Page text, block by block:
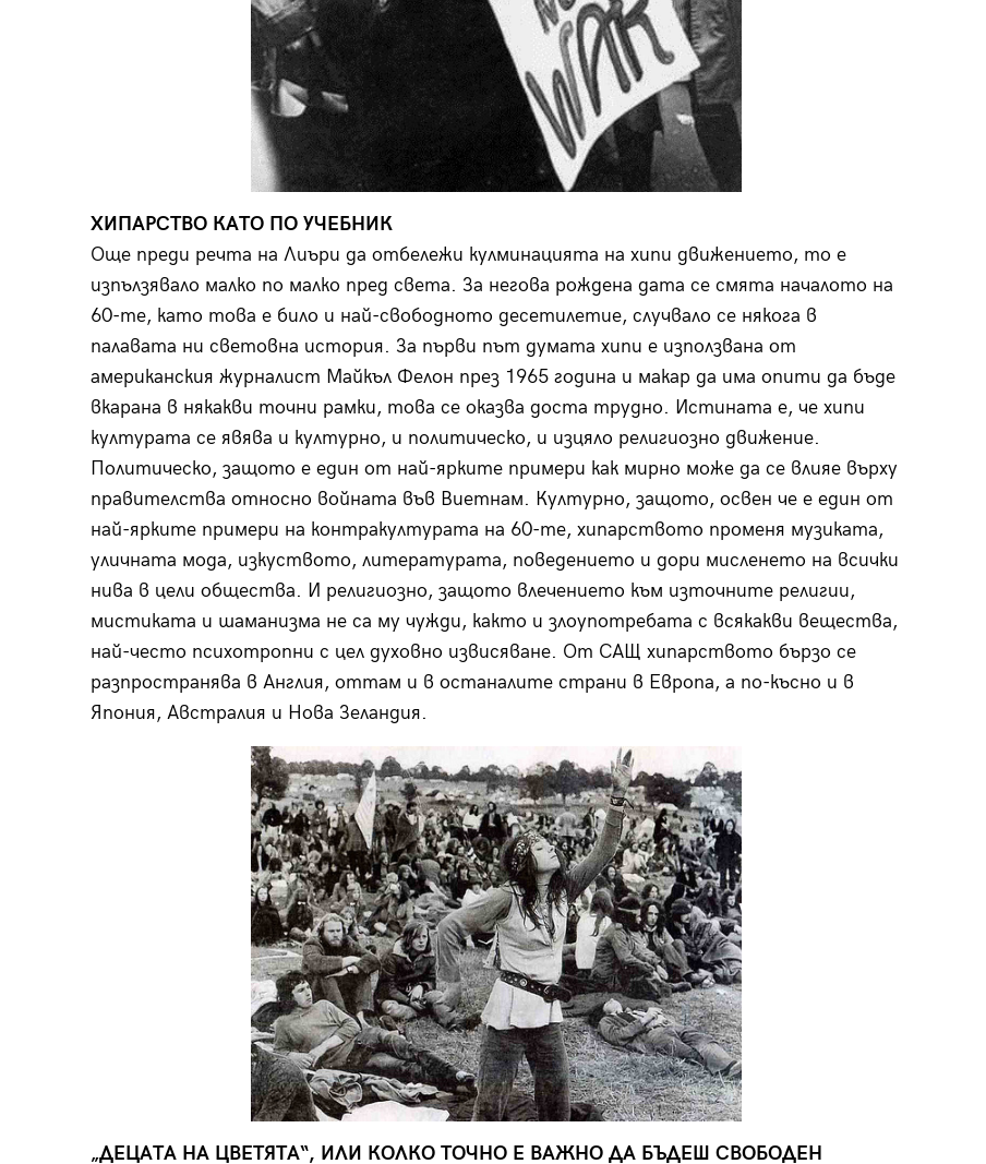
ХИПАРСТВО КАТО ПО УЧЕБНИК
Още преди речта на Лиъри да отбележи кулминацията на хипи движението, то е
изпълзявало малко по малко пред света. За негова рождена дата се смята началото на
60-те, като това е било и най-свободното десетилетие, случвало се някога в
палавата ни световна история. За първи път думата хипи е използвана от
американския журналист Майкъл Фелон през 1965 година и макар да има опити да бъде
вкарана в някакви точни рамки, това се оказва доста трудно. Истината е, че хипи
културата се явява и културно, и политическо, и изцяло религиозно движение.
Политическо, защото е един от най-ярките примери как мирно може да се влияе върху
правителства относно войната във Виетнам. Културно, защото, освен че е един от
най-ярките примери на контракултурата на 60-те, хипарството променя музиката,
уличната мода, изкуството, литературата, поведението и дори мисленето на всички
нива в цели общества. И религиозно, защото влечението към източните религии,
мистиката и шаманизма не са му чужди, както и злоупотребата с всякакви вещества,
най-често психотропни с цел духовно извисяване. От САЩ хипарството бързо се
разпространява в Англия, оттам и в останалите страни в Европа, а по-късно и в
Япония, Австралия и Нова Зеландия.
„ДЕЦАТА НА ЦВЕТЯТА“, ИЛИ КОЛКО ТОЧНО Е ВАЖНО ДА БЪДЕШ СВОБОДЕН